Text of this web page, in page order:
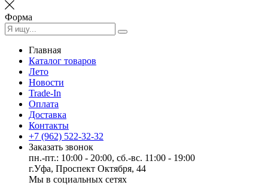
Форма
Главная
Каталог товаров
Лето
Новости
Trade-In
Оплата
Доставка
Контакты
+7 (962) 522-32-32
Заказать звонок
пн.-пт.: 10:00 - 20:00, сб.-вс. 11:00 - 19:00
г.Уфа, Проспект Октября, 44
Мы в социальных сетях